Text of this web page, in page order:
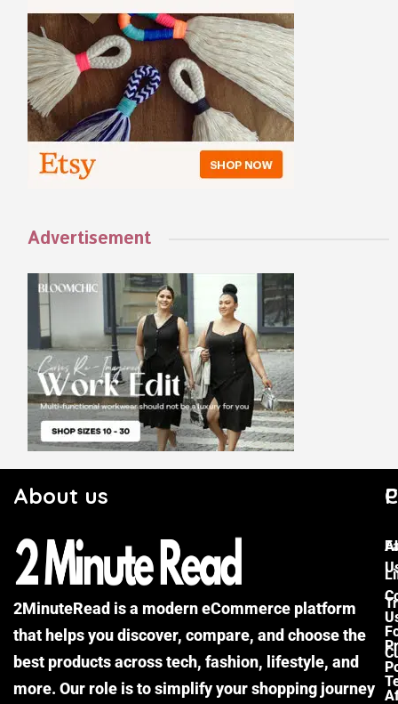
Advertisement
About us
2MinuteRead is a modern eCommerce platform
that helps you discover, compare, and choose the
best products across tech, fashion, lifestyle, and
more. Our role is to simplify your shopping journey